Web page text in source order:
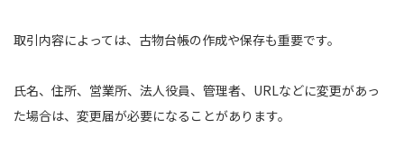
取引内容によっては、古物台帳の作成や保存も重要です。
氏名、住所、営業所、法人役員、管理者、URLなどに変更があっ
た場合は、変更届が必要になることがあります。